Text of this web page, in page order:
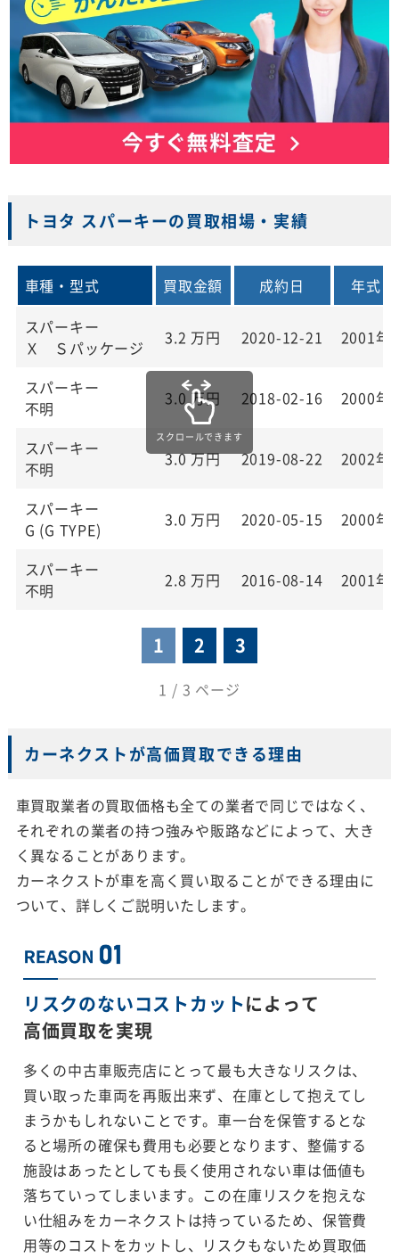
トヨタ スパーキーの買取相場・実績
車種・型式 買取金額 成約日
年式
スパーキー
Ｘ Ｓパッケージ
3.2 万円 2020-12-21 2001年
スパーキー
不明
3.0万円 2018-02-16 2000年
スパーキー
不明
3.0万円 2019-08-22 2002年
スパーキー
G (G TYPE)
3.0 万円 2020-05-15 2000年
スパーキー
不明
2.8 万円 2016-08-14 2001年
1 2 3
1 / 3 ページ
カーネクストが高価買取できる理由
車買取業者の買取価格も全ての業者で同じではなく、
それぞれの業者の持つ強みや販路などによって、大き
く異なることがあります。
カーネクストが車を高く買い取ることができる理由に
ついて、詳しくご説明いたします。
リスクのないコストカットによって
高価買取を実現
多くの中古車販売店にとって最も大きなリスクは、
買い取った車両を再販出来ず、在庫として抱えてし
まうかもしれないことです。車一台を保管するとな
ると場所の確保も費用も必要となります、整備する
施設はあったとしても長く使用されない車は価値も
落ちていってしまいます。この在庫リスクを抱えな
い仕組みをカーネクストは持っているため、保管費
用等のコストをカットし、リスクもないため買取価